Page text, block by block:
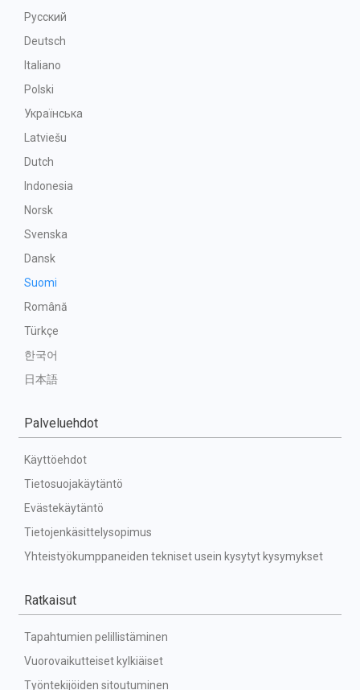
Русский
Deutsch
Italiano
Polski
Українська
Latviešu
Dutch
Indonesia
Norsk
Svenska
Dansk
Suomi
Română
Türkçe
한국어
日本語
Palveluehdot
Käyttöehdot
Tietosuojakäytäntö
Evästekäytäntö
Tietojenkäsittelysopimus
Yhteistyökumppaneiden tekniset usein kysytyt kysymykset
Ratkaisut
Tapahtumien pelillistäminen
Vuorovaikutteiset kylkiäiset
Työntekijöiden sitoutuminen